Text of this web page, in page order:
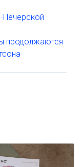
Печерской
продолжаются